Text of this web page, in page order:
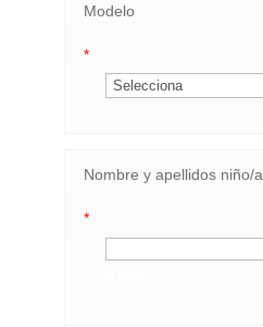
Modelo
*
Nombre y apellidos niño/a
*